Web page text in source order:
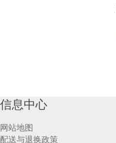
信息中心
网站地图
配送与退换政策